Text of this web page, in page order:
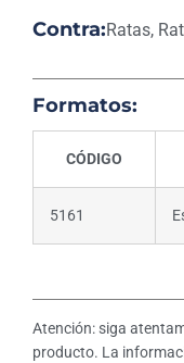
Contra:Ratas,
Formatos:
CÓDIGO
5161
Atención: siga
producto. La